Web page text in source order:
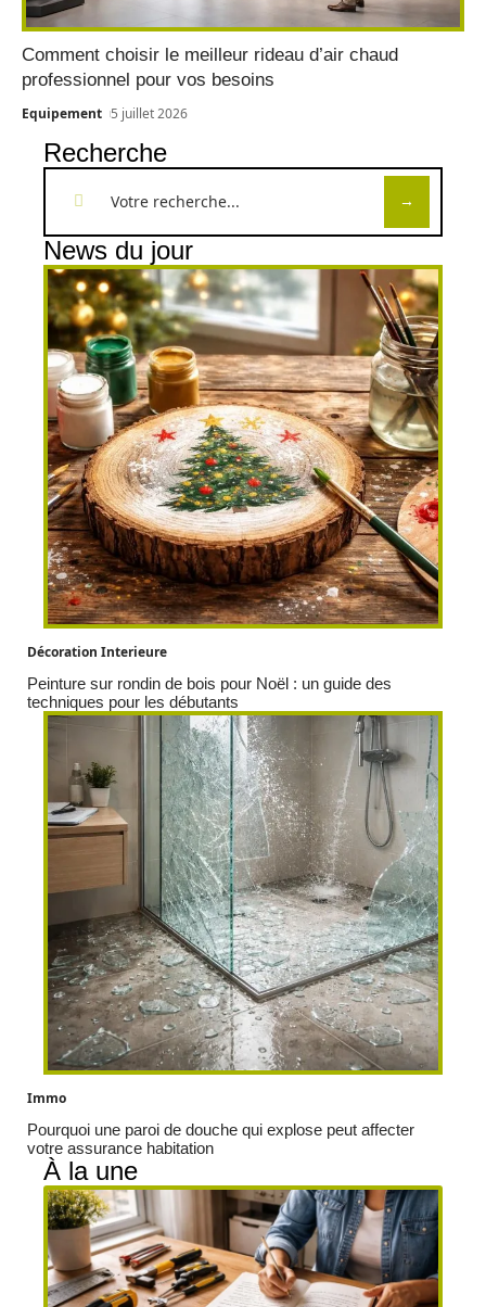
Comment choisir le meilleur rideau d’air chaud
professionnel pour vos besoins
Equipement 5 juillet 2026
Recherche
News du jour
Décoration Interieure
Peinture sur rondin de bois pour Noël : un guide des
techniques pour les débutants
Immo
Pourquoi une paroi de douche qui explose peut affecter
votre assurance habitation
À la une